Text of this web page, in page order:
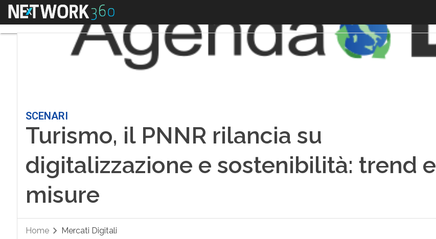
Menu
SCENARI
Turismo, il PNNR rilancia su
digitalizzazione e sostenibilità: trend e
misure
Home Mercati Digitali